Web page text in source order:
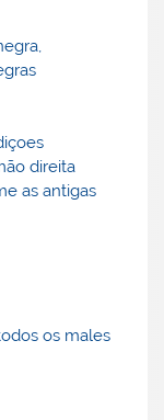
direita
as antigas
os males